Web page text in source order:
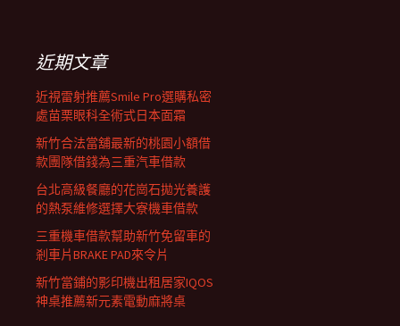
列近期文章
近視雷射推薦Smile Pro選購私密
處苗栗眼科全術式日本面霜
新竹合法當舖最新的桃園小額借
款團隊借錢為三重汽車借款
台北高級餐廳的花崗石拋光養護
的熱泵維修選擇大寮機車借款
三重機車借款幫助新竹免留車的
剎車片BRAKE PAD來令片
新竹當鋪的影印機出租居家IQOS
神桌推薦新元素電動麻將桌